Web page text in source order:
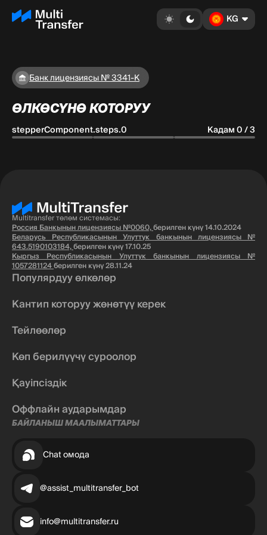
KG
Банк лицензиясы № 3341-К
ӨЛКӨСҮНӨ КОТОРУУ
stepperComponent.steps.0 Кадам 0 / 3
Multitransfer төлөм системасы:
Россия Банкынын лицензиясы №0060,берилген күнү 14.10.2024
Беларусь Республикасынын Улуттук банкынын лицензиясы №
643.5190103184,берилген күнү 17.10.25
Кыргыз Республикасынын Улуттук банкынын лицензиясы №
1057281124берилген күнү 28.11.24
Популярдуу өлкөлөр
Кантип которуу жөнөтүү керек
Тейлөөлөр
Көп берилүүчү суроолор
Қауіпсіздік
Оффлайн аударымдар
БАЙЛАНЫШ МААЛЫМАТТАРЫ
Chat омода
@assist_multitransfer_bot
info@multitransfer.ru